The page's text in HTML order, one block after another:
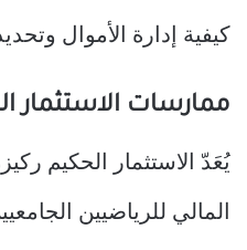
كيفية إدارة الأموال
ممارسات الاستثمار
يُعَدّ الاستثمار الحكيم
المالي للرياضيين